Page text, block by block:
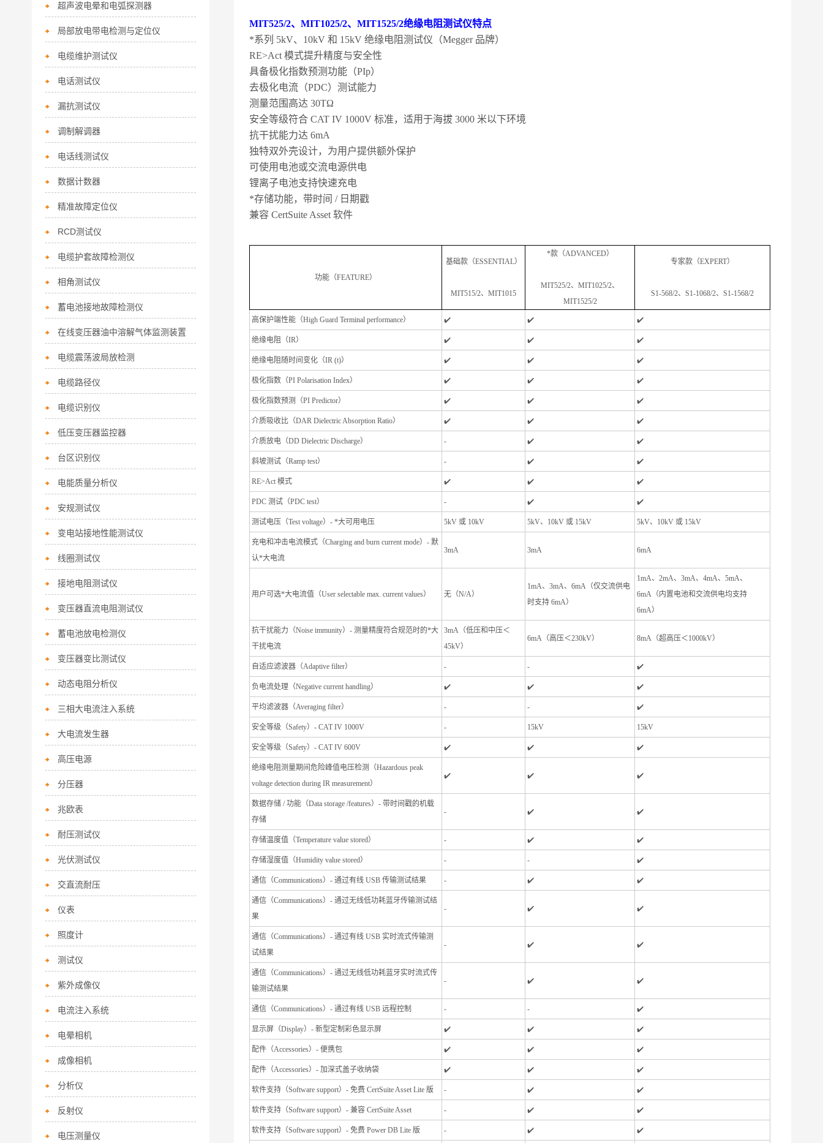
MIT525/2、MIT1025/2、MIT1525/2绝缘电阻测试仪特点
*系列 5kV、10kV 和 15kV 绝缘电阻测试仪（Megger 品牌）
RE>Act 模式提升精度与安全性
具备极化指数预测功能（PIp）
去极化电流（PDC）测试能力
测量范围高达 30TΩ
安全等级符合 CAT IV 1000V 标准，适用于海拔 3000 米以下环境
抗干扰能力达 6mA
独特双外壳设计，为用户提供额外保护
可使用电池或交流电源供电
锂离子电池支持快速充电
*存储功能，带时间 / 日期戳
兼容 CertSuite Asset 软件
功能（FEATURE）
基础款（ESSENTIAL）
MIT515/2、MIT1015
*款（ADVANCED）
MIT525/2、MIT1025/2、
MIT1525/2
专家款（EXPERT）
S1-568/2、S1-1068/2、S1-1568/2
高保护端性能（High Guard Terminal performance） ✔️ ✔️ ✔️
绝缘电阻（IR） ✔️ ✔️ ✔️
绝缘电阻随时间变化（IR (t)） ✔️ ✔️ ✔️
极化指数（PI Polarisation Index） ✔️ ✔️ ✔️
极化指数预测（PI Predictor） ✔️ ✔️ ✔️
介质吸收比（DAR Dielectric Absorption Ratio） ✔️ ✔️ ✔️
介质放电（DD Dielectric Discharge） - ✔️ ✔️
斜坡测试（Ramp test） - ✔️ ✔️
RE>Act 模式 ✔️ ✔️ ✔️
PDC 测试（PDC test） - ✔️ ✔️
测试电压（Test voltage）- *大可用电压 5kV 或 10kV 5kV、10kV 或 15kV 5kV、10kV 或 15kV
充电和冲击电流模式（Charging and burn current mode）- 默
认*大电流
3mA 3mA 6mA
用户可选*大电流值（User selectable max. current values） 无（N/A）
1mA、3mA、6mA（仅交流供电
时支持 6mA）
1mA、2mA、3mA、4mA、5mA、
6mA（内置电池和交流供电均支持
6mA）
抗干扰能力（Noise immunity）- 测量精度符合规范时的*大
干扰电流
3mA（低压和中压＜
45kV）
6mA（高压＜230kV） 8mA（超高压＜1000kV）
自适应滤波器（Adaptive filter） - - ✔️
负电流处理（Negative current handling） ✔️ ✔️ ✔️
平均滤波器（Averaging filter） - - ✔️
安全等级（Safety）- CAT IV 1000V - 15kV 15kV
安全等级（Safety）- CAT IV 600V ✔️ ✔️ ✔️
绝缘电阻测量期间危险峰值电压检测（Hazardous peak
voltage detection during IR measurement）
✔️ ✔️ ✔️
数据存储 / 功能（Data storage /features）- 带时间戳的机载
存储
- ✔️ ✔️
存储温度值（Temperature value stored） - ✔️ ✔️
存储湿度值（Humidity value stored） - - ✔️
通信（Communications）- 通过有线 USB 传输测试结果 - ✔️ ✔️
通信（Communications）- 通过无线低功耗蓝牙传输测试结
果
- ✔️ ✔️
通信（Communications）- 通过有线 USB 实时流式传输测
试结果
- ✔️ ✔️
通信（Communications）- 通过无线低功耗蓝牙实时流式传
输测试结果
- ✔️ ✔️
通信（Communications）- 通过有线 USB 远程控制 - - ✔️
显示屏（Display）- 新型定制彩色显示屏 ✔️ ✔️ ✔️
配件（Accessories）- 便携包 ✔️ ✔️ ✔️
配件（Accessories）- 加深式盖子收纳袋 ✔️ ✔️ ✔️
软件支持（Software support）- 免费 CertSuite Asset Lite 版 - ✔️ ✔️
软件支持（Software support）- 兼容 CertSuite Asset - ✔️ ✔️
软件支持（Software support）- 免费 Power DB Lite 版 - ✔️ ✔️
超声波电晕和电弧探测器
局部放电带电检测与定位仪
电缆维护测试仪
电话测试仪
漏抗测试仪
调制解调器
电话线测试仪
数据计数器
精准故障定位仪
RCD测试仪
电缆护套故障检测仪
相角测试仪
蓄电池接地故障检测仪
在线变压器油中溶解气体监测装置
电缆震荡波局放检测
电缆路径仪
电缆识别仪
低压变压器监控器
台区识别仪
电能质量分析仪
安规测试仪
变电站接地性能测试仪
线圈测试仪
接地电阻测试仪
变压器直流电阻测试仪
蓄电池放电检测仪
变压器变比测试仪
动态电阻分析仪
三相大电流注入系统
大电流发生器
高压电源
分压器
兆欧表
耐压测试仪
光伏测试仪
交直流耐压
仪表
照度计
测试仪
紫外成像仪
电流注入系统
电晕相机
成像相机
分析仪
反射仪
电压测量仪